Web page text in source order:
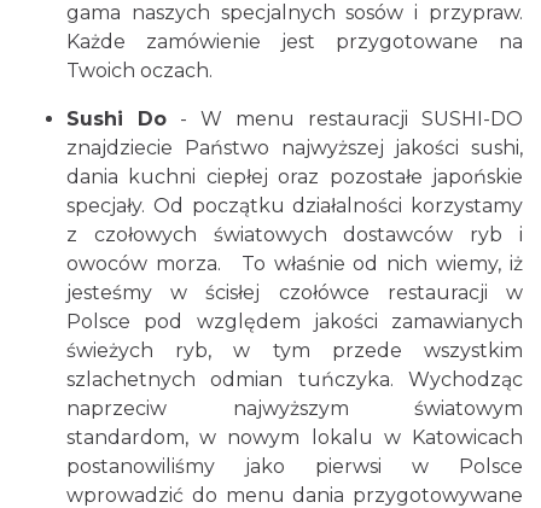
gama naszych specjalnych sosów i przypraw.
Każde zamówienie jest przygotowane na
Twoich oczach.
Sushi Do - W menu restauracji SUSHI-DO
znajdziecie Państwo najwyższej jakości sushi,
dania kuchni ciepłej oraz pozostałe japońskie
specjały. Od początku działalności korzystamy
z czołowych światowych dostawców ryb i
owoców morza. To właśnie od nich wiemy, iż
jesteśmy w ścisłej czołówce restauracji w
Polsce pod względem jakości zamawianych
świeżych ryb, w tym przede wszystkim
szlachetnych odmian tuńczyka. Wychodząc
naprzeciw najwyższym światowym
standardom, w nowym lokalu w Katowicach
postanowiliśmy jako pierwsi w Polsce
wprowadzić do menu dania przygotowywane